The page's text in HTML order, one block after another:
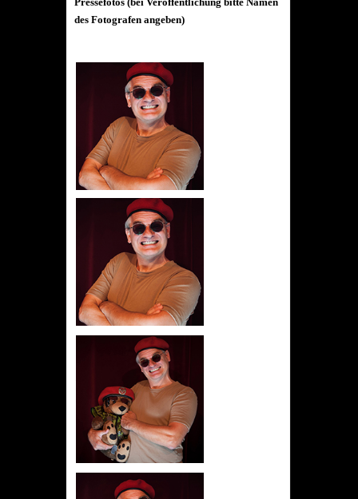
des Fotografen angeben)
TOP LUSCHE de LUXE
©: Manfred Wegner
TOP LUSCHE de LUXE
©: Manfred Wegner
Download